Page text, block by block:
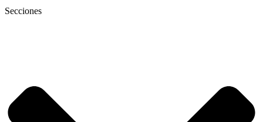
Secciones